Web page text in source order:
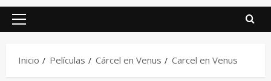
Inicio Películas Cárcel en Venus Carcel en Venus